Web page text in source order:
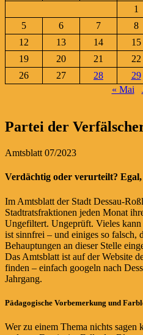
1
5
6 7 8
12
13 14 15
19
20 21 22
26
27 28 29
« Mai
Partei der
Amtsblatt 07/2023
Verdächtig oder verurteilt?
Im Amtsblatt der Stadt Dessau-
Stadtratsfraktionen jeden Monat
Ungefiltert. Ungeprüft. Vieles kann
ist sinnfrei – und einiges so falsch,
Behauptungen an dieser Stelle
Das Amtsblatt ist auf der Website
finden – einfach googeln nach
Jahrgang.
Pädagogische Vorbemerkung und
Wer zu einem Thema nichts sagen